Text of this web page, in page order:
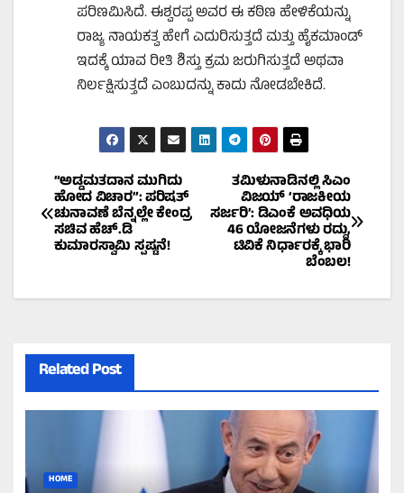
ಪರಿಣಮಿಸಿದೆ. ಈಶ್ವರಪ್ಪ ಅವರ ಈ ಕಠಿಣ ಹೇಳಿಕೆಯನ್ನು
ರಾಜ್ಯ ನಾಯಕತ್ವ ಹೇಗೆ ಎದುರಿಸುತ್ತದೆ ಮತ್ತು ಹೈಕಮಾಂಡ್
ಇದಕ್ಕೆ ಯಾವ ರೀತಿ ಶಿಸ್ತು ಕ್ರಮ ಜರುಗಿಸುತ್ತದೆ ಅಥವಾ
ನಿರ್ಲಕ್ಷಿಸುತ್ತದೆ ಎಂಬುದನ್ನು ಕಾದು ನೋಡಬೇಕಿದೆ.
Post
navigation
ತಮಿಳುನಾಡಿನಲ್ಲಿ ಸಿಎಂ
ವಿಜಯ್ ‘ರಾಜಕೀಯ
ಸರ್ಜರಿ’: ಡಿಎಂಕೆ ಅವಧಿಯ
46 ಯೋಜನೆಗಳು ರದ್ದು,
ಟಿವಿಕೆ ನಿರ್ಧಾರಕ್ಕೆ ಭಾರಿ
ಬೆಂಬಲ!
“ಅಡ್ಡಮತದಾನ ಮುಗಿದು
ಹೋದ ವಿಚಾರ”: ಪರಿಷತ್‌
ಚುನಾವಣೆ ಬೆನ್ನಲ್ಲೇ ಕೇಂದ್ರ
ಸಚಿವ ಹೆಚ್.ಡಿ
ಕುಮಾರಸ್ವಾಮಿ ಸ್ಪಷ್ಟನೆ!
Related Post
HOME